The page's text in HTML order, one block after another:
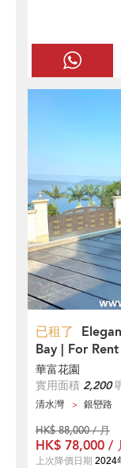
已租了
Bay | For Rent
華富花園
實用面積 2,200
清水灣 銀巒路
HK$ 88,000 / 月
HK$ 78,000 /
上次降價日期 2024